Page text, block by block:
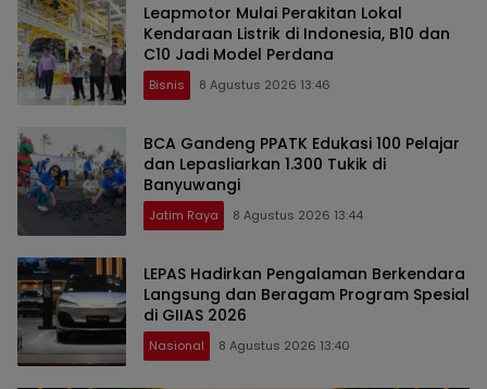
Leapmotor Mulai Perakitan Lokal
Kendaraan Listrik di Indonesia, B10 dan
C10 Jadi Model Perdana
Bisnis 8 Agustus 2026 13:46
BCA Gandeng PPATK Edukasi 100 Pelajar
dan Lepasliarkan 1.300 Tukik di
Banyuwangi
Jatim Raya 8 Agustus 2026 13:44
LEPAS Hadirkan Pengalaman Berkendara
Langsung dan Beragam Program Spesial
di GIIAS 2026
Nasional 8 Agustus 2026 13:40